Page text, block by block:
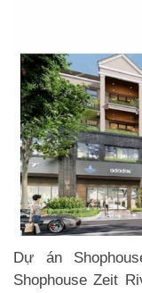
Dự án
Shophouse Zeit